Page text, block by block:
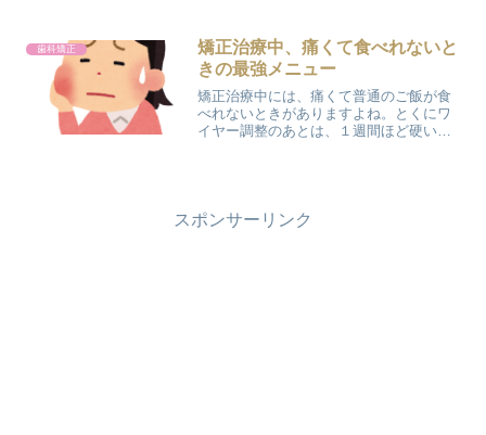
した。歯磨き粉や冷たいものが歯にしみ
るので、知覚過敏かな？...
歯科矯正
矯正治療中、痛くて食べれないと
きの最強メニュー
矯正治療中には、痛くて普通のご飯が食
べれないときがありますよね。とくにワ
イヤー調整のあとは、１週間ほど硬いも
スポンサーリンク